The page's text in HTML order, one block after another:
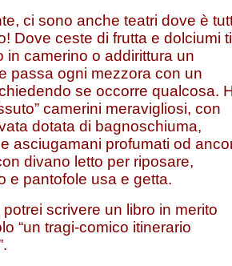
ci sono anche teatri dove è
Dove ceste di frutta e dolciumi ti
in camerino o addirittura un
passa ogni mezzora con un
se occorre qualcosa.
camerini meravigliosi, con
dotata di bagnoschiuma,
asciugamani profumati od
divano letto per riposare,
e pantofole usa e getta.
scrivere un libro in merito
“un tragi-comico itinerario